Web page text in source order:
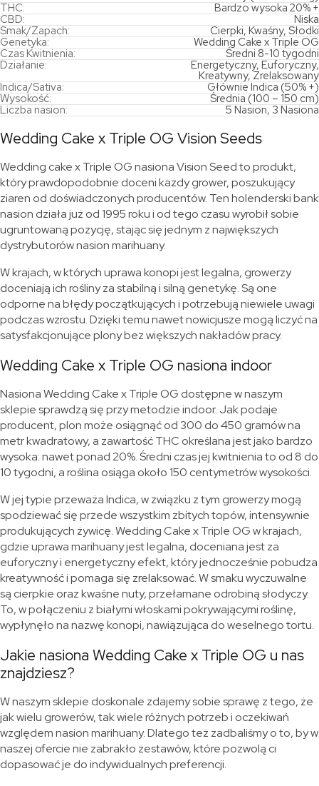
THC:
Bardzo wysoka 20% +
CBD:
Niska
Smak/Zapach:
Cierpki, Kwaśny, Słodki
Genetyka:
Wedding Cake x Triple OG
Czas Kwitnienia:
Średni 8-10 tygodni
Działanie:
Energetyczny, Euforyczny,
Kreatywny, Zrelaksowany
Indica/Sativa:
Głównie Indica (50% +)
Wysokość:
Średnia (100 – 150 cm)
Liczba nasion:
5 Nasion, 3 Nasiona
Wedding Cake x Triple OG Vision Seeds
Wedding cake x Triple OG nasiona Vision Seed to produkt,
który prawdopodobnie doceni każdy grower, poszukujący
ziaren od doświadczonych producentów. Ten holenderski bank
nasion działa już od 1995 roku i od tego czasu wyrobił sobie
ugruntowaną pozycję, stając się jednym z największych
dystrybutorów nasion marihuany.
W krajach, w których uprawa konopi jest legalna, growerzy
doceniają ich rośliny za stabilną i silną genetykę. Są one
odporne na błędy początkujących i potrzebują niewiele uwagi
podczas wzrostu. Dzięki temu nawet nowicjusze mogą liczyć na
satysfakcjonujące plony bez większych nakładów pracy.
Wedding Cake x Triple OG nasiona indoor
Nasiona Wedding Cake x Triple OG dostępne w naszym
sklepie sprawdzą się przy metodzie indoor. Jak podaje
producent, plon może osiągnąć od 300 do 450 gramów na
metr kwadratowy, a zawartość THC określana jest jako bardzo
wysoka: nawet ponad 20%. Średni czas jej kwitnienia to od 8 do
10 tygodni, a roślina osiąga około 150 centymetrów wysokości.
W jej typie przeważa Indica, w związku z tym growerzy mogą
spodziewać się przede wszystkim zbitych topów, intensywnie
produkujących żywicę. Wedding Cake x Triple OG w krajach,
gdzie uprawa marihuany jest legalna, doceniana jest za
euforyczny i energetyczny efekt, który jednocześnie pobudza
kreatywność i pomaga się zrelaksować. W smaku wyczuwalne
są cierpkie oraz kwaśne nuty, przełamane odrobiną słodyczy.
To, w połączeniu z białymi włoskami pokrywającymi roślinę,
wypłynęło na nazwę konopi, nawiązująca do weselnego tortu.
Jakie nasiona Wedding Cake x Triple OG u nas
znajdziesz?
W naszym sklepie doskonale zdajemy sobie sprawę z tego, że
jak wielu growerów, tak wiele różnych potrzeb i oczekiwań
względem nasion marihuany. Dlatego też zadbaliśmy o to, by w
naszej ofercie nie zabrakło zestawów, które pozwolą ci
dopasować je do indywidualnych preferencji.